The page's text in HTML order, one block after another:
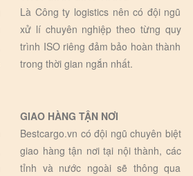
Là Công ty logistics nên có đội ngũ
xử lí chuyên nghiệp theo từng quy
trình ISO riêng đảm bảo hoàn thành
trong thời gian ngắn nhất.
GIAO HÀNG TẬN NƠI
Bestcargo.vn có đội ngũ chuyên biệt
giao hàng tận nơi tại nội thành, các
tỉnh và nước ngoài sẽ thông qua